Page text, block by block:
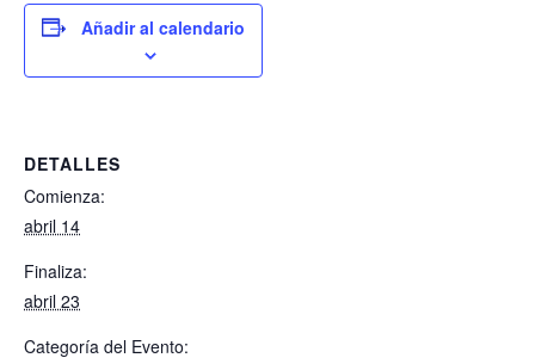
Añadir al calendario
DETALLES
Comienza:
abril 14
Finaliza:
abril 23
Categoría del Evento: